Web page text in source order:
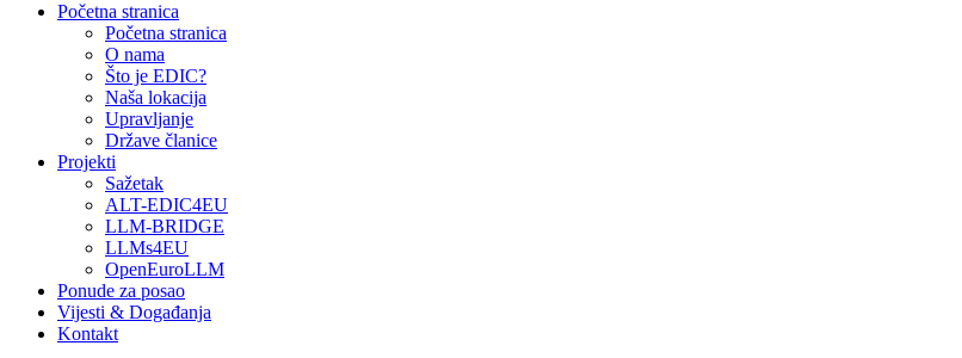
Početna stranica
Početna stranica
O nama
Što je EDIC?
Naša lokacija
Upravljanje
Države članice
Projekti
Sažetak
ALT-EDIC4EU
LLM-BRIDGE
LLMs4EU
OpenEuroLLM
Ponude za posao
Vijesti & Događanja
Kontakt